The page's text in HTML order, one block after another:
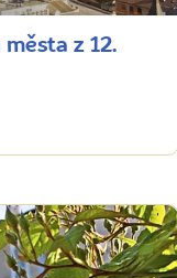
z 12.